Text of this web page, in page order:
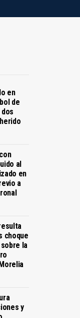
en
de
al
en
a
choque
la
y